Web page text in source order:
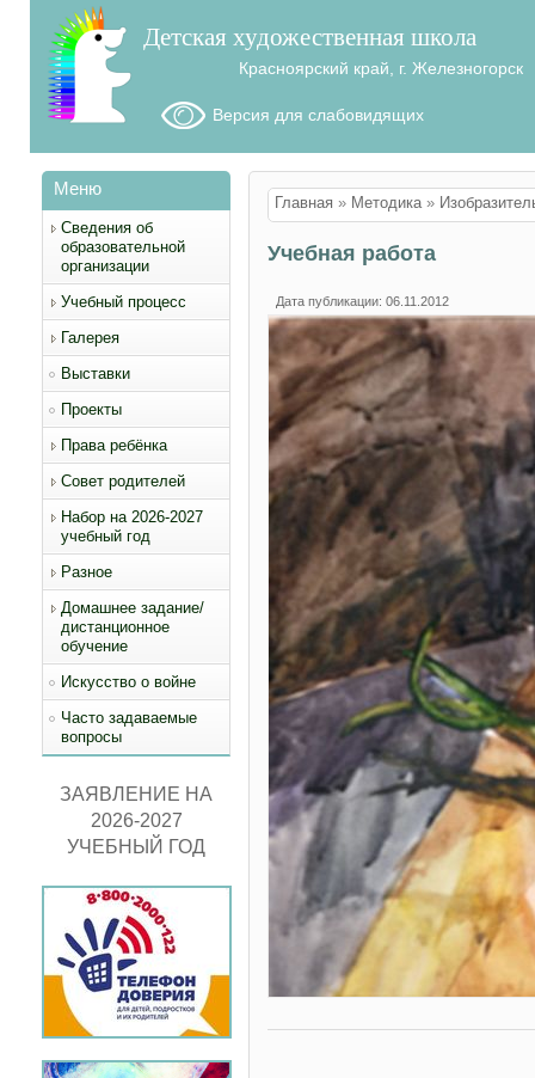
Детская художественная школа
Красноярский край, г. Железногорск
Версия для слабовидящих
Меню
Сведения об
образовательной
организации
Учебный процесс
Галерея
Выставки
Проекты
Права ребёнка
Совет родителей
Набор на 2026-2027
учебный год
Разное
Домашнее задание/
дистанционное
обучение
Искусство о войне
Часто задаваемые
вопросы
ЗАЯВЛЕНИЕ НА
2026-2027
УЧЕБНЫЙ ГОД
Вы здесь
Главная » Методика »
Учебная работа
Дата публикации: 06.11.2012